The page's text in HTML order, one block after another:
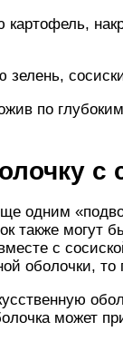
зелень,
по
с
одним
также могут
с
оболочки,
может